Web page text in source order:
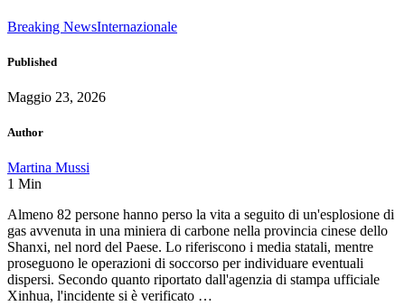
Breaking NewsInternazionale
Published
Maggio 23, 2026
Author
Martina Mussi
1 Min
Almeno 82 persone hanno perso la vita a seguito di un'esplosione di
gas avvenuta in una miniera di carbone nella provincia cinese dello
Shanxi, nel nord del Paese. Lo riferiscono i media statali, mentre
proseguono le operazioni di soccorso per individuare eventuali
dispersi. Secondo quanto riportato dall'agenzia di stampa ufficiale
Xinhua, l'incidente si è verificato …